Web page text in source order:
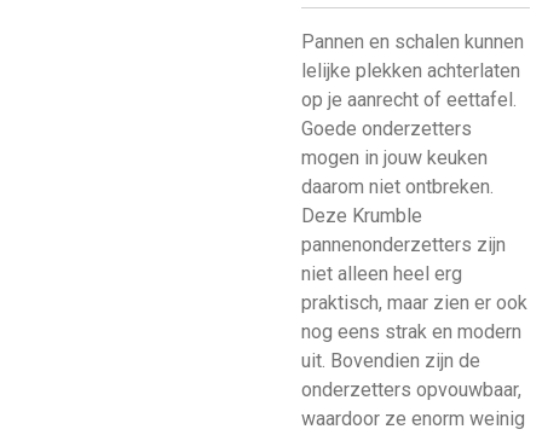
Pannen en schalen kunnen
lelijke plekken achterlaten
op je aanrecht of eettafel.
Goede onderzetters
mogen in jouw keuken
daarom niet ontbreken.
Deze Krumble
pannenonderzetters zijn
niet alleen heel erg
praktisch, maar zien er ook
nog eens strak en modern
uit. Bovendien zijn de
onderzetters opvouwbaar,
waardoor ze enorm weinig